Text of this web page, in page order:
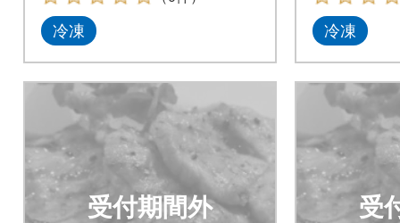
冷凍 冷凍
受付期間外 受